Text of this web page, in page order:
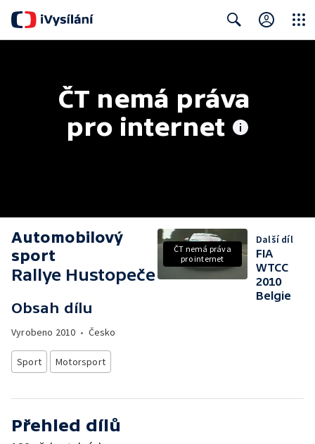
ČT nemá práva
pro internet
Automobilový
sport
Rallye Hustopeče
Obsah dílu
Vyrobeno 2010 • Česko
Sport Motorsport
ČT nemá práva
pro internet
Další díl
FIA
WTCC
2010
Belgie
Přehled dílů